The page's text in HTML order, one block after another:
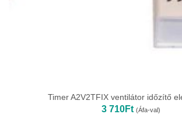
Timer A2V2TFIX ventilátor időzítő
3 710Ft (Áfa-val)